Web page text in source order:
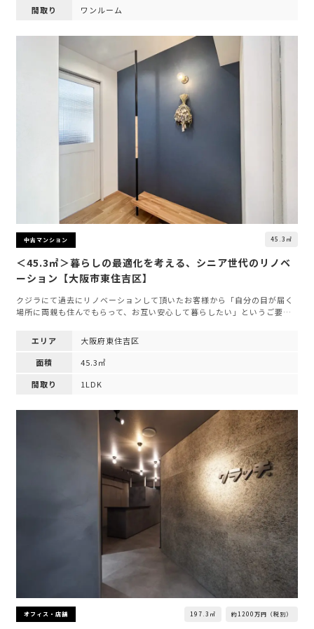
間取り ワンルーム
中古マンション 45.3㎡
＜45.3㎡＞暮らしの最適化を考える、シニア世代のリノベ
ーション【大阪市東住吉区】
クジラにて過去にリノベーションして頂いたお客様から「自分の目が届く
場所に両親も住んでもらって、お互い安心して暮らしたい」というご要…
エリア
大阪府東住吉区
面積
45.3㎡
間取り
1LDK
オフィス・店舗 197.3㎡ 約1200万円（税別）